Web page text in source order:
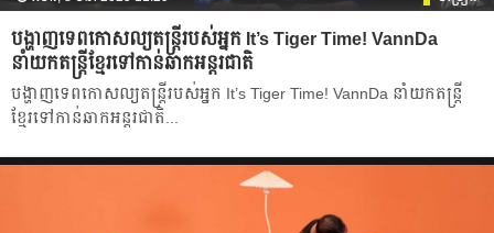
បង្ហាញទេពកោសល្យតន្ត្រីរបស់អ្នក It’s Tiger Time! VannDa
នាំយកតន្ត្រីខ្មែរទៅកាន់ឆាកអន្តរជាតិ
បង្ហាញទេពកោសល្យតន្ត្រីរបស់អ្នក It’s Tiger Time! VannDa នាំយកតន្ត្រី
ខ្មែរទៅកាន់ឆាកអន្តរជាតិ...